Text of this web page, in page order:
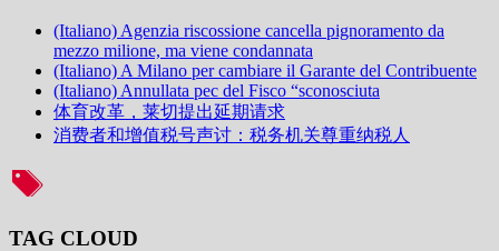
(Italiano) Agenzia riscossione cancella pignoramento da
mezzo milione, ma viene condannata
(Italiano) A Milano per cambiare il Garante del Contribuente
(Italiano) Annullata pec del Fisco “sconosciuta
体育改革，莱切提出延期请求
消费者和增值税号声讨：税务机关尊重纳税人
TAG CLOUD